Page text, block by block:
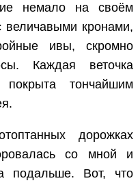
немало на своём
величавыми кронами,
ивы, скромно
Каждая веточка
тончайшим
дорожках
со мной и
подальше. Вот, что